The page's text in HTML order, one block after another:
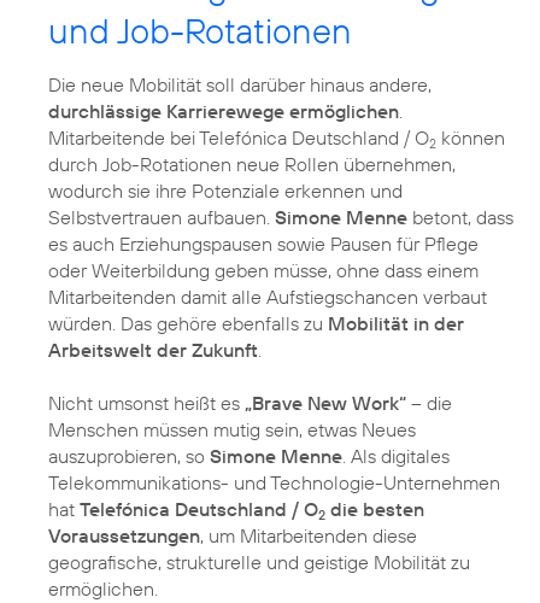
und Job-Rotationen
Die neue Mobilität soll darüber hinaus andere,
durchlässige Karrierewege ermöglichen.
Mitarbeitende bei Telefónica Deutschland / O2 können
durch Job-Rotationen neue Rollen übernehmen,
wodurch sie ihre Potenziale erkennen und
Selbstvertrauen aufbauen. Simone Menne betont, dass
es auch Erziehungspausen sowie Pausen für Pflege
oder Weiterbildung geben müsse, ohne dass einem
Mitarbeitenden damit alle Aufstiegschancen verbaut
würden. Das gehöre ebenfalls zu Mobilität in der
Arbeitswelt der Zukunft.
Nicht umsonst heißt es „Brave New Work“ – die
Menschen müssen mutig sein, etwas Neues
auszuprobieren, so Simone Menne. Als digitales
Telekommunikations- und Technologie-Unternehmen
hat Telefónica Deutschland / O2 die besten
Voraussetzungen, um Mitarbeitenden diese
geografische, strukturelle und geistige Mobilität zu
ermöglichen.